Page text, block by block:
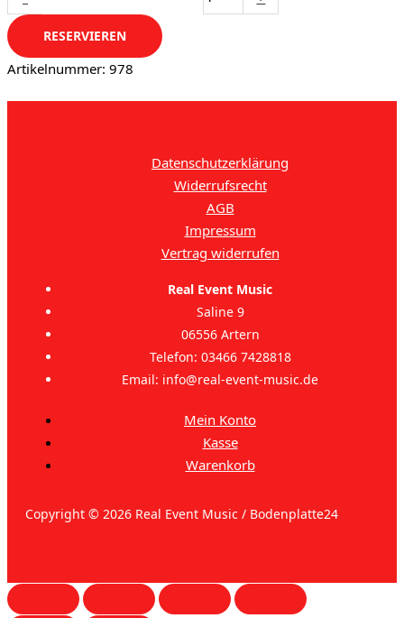
RESERVIEREN
Artikelnummer: 978
Datenschutzerklärung
Widerrufsrecht
AGB
Impressum
Vertrag widerrufen
Real Event Music
Saline 9
06556 Artern
Telefon: 03466 7428818
Email: info@real-event-music.de
Mein Konto
Kasse
Warenkorb
Copyright © 2026 Real Event Music / Bodenplatte24